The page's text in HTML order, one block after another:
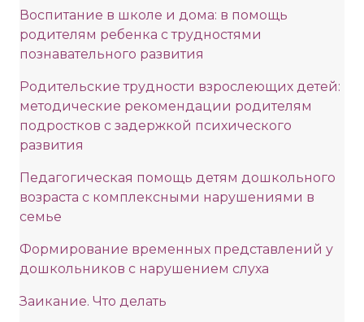
Воспитание в школе и дома: в помощь
родителям ребенка с трудностями
познавательного развития
Родительские трудности взрослеющих детей:
методические рекомендации родителям
подростков с задержкой психического
развития
Педагогическая помощь детям дошкольного
возраста с комплексными нарушениями в
семье
Формирование временных представлений у
дошкольников с нарушением слуха
Заикание. Что делать